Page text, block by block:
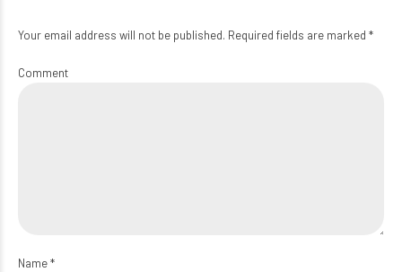
Your email address will not be published. Required fields are marked *
Comment
Name *